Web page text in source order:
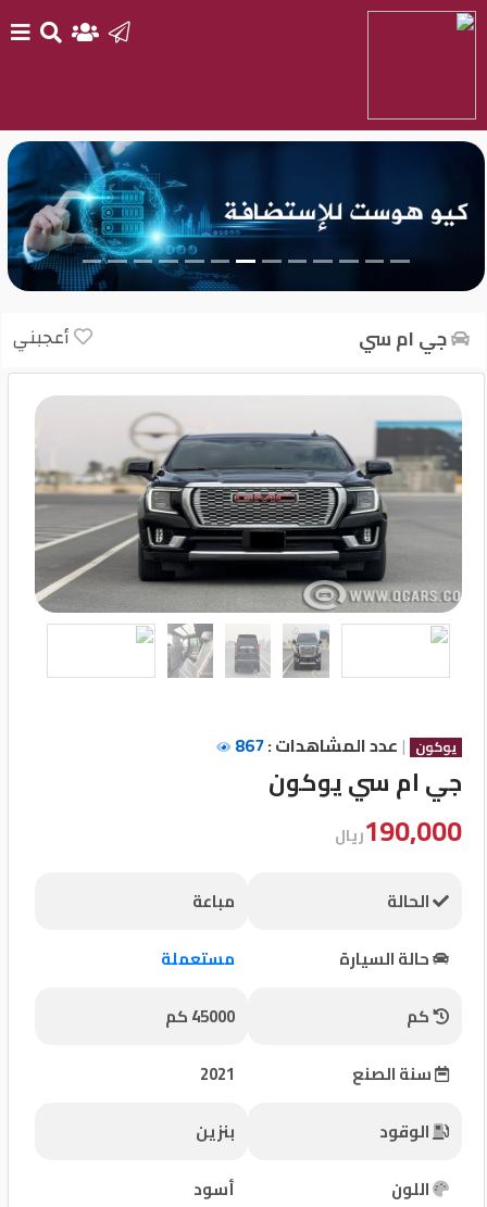
أحدث
السيارات
سيارات
جديدة
سيارات
مستعملة
الدخول
English
مستثمري
المعارض
مميزة
إتصل
بنا
المنتدى
جي ام سي أعجبني
يوكون | عدد المشاهدات :867
جي ام سي يوكون
190,000ريال
الحالة
مباعة
حالة السيارة
مستعملة
كم
45000 كم
سنة الصنع
2021
الوقود
بنزين
اللون
أسود